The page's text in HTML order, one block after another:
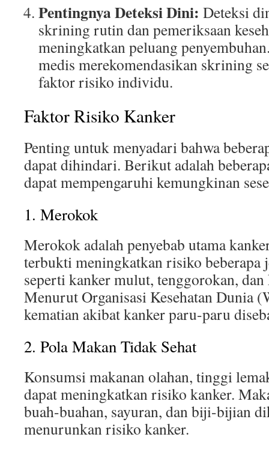
Pentingnya Deteksi Dini: Deteksi
skrining rutin dan pemeriksaan
meningkatkan peluang
medis merekomendasikan skrining
faktor risiko individu.
Faktor Risiko Kanker
Penting untuk menyadari bahwa
dapat dihindari. Berikut adalah
dapat mempengaruhi kemungkinan
1. Merokok
Merokok adalah penyebab utama
terbukti meningkatkan risiko beberapa
seperti kanker mulut, tenggorokan,
Menurut Organisasi Kesehatan Dunia
kematian akibat kanker paru-paru
2. Pola Makan Tidak Sehat
Konsumsi makanan olahan, tinggi
dapat meningkatkan risiko kanker.
buah-buahan, sayuran, dan biji-bijian
menurunkan risiko kanker.